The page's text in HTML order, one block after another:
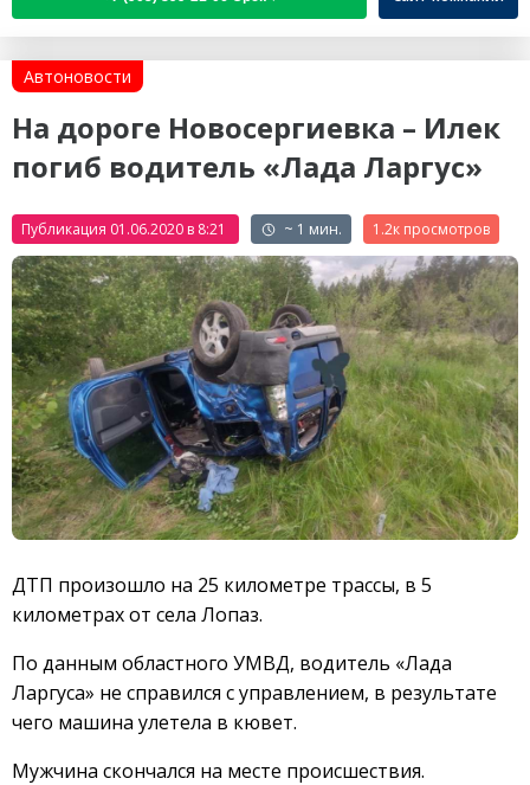
Автоновости
На дороге Новосергиевка – Илек
погиб водитель «Лада Ларгус»
Публикация 01.06.2020 в 8:21 ~ 1 мин. 1.2к
ДТП произошло на 25 километре трассы, в 5
километрах от села Лопаз.
По данным областного УМВД, водитель «Лада
Ларгуса» не справился с управлением, в результате
чего машина улетела в кювет.
Мужчина скончался на месте происшествия.